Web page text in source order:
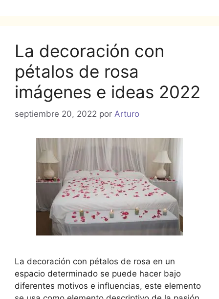
La decoración con
pétalos de rosa
imágenes e ideas 2022
septiembre 20, 2022 por Arturo
La decoración con pétalos de rosa en un
espacio determinado se puede hacer bajo
diferentes motivos e influencias, este elemento